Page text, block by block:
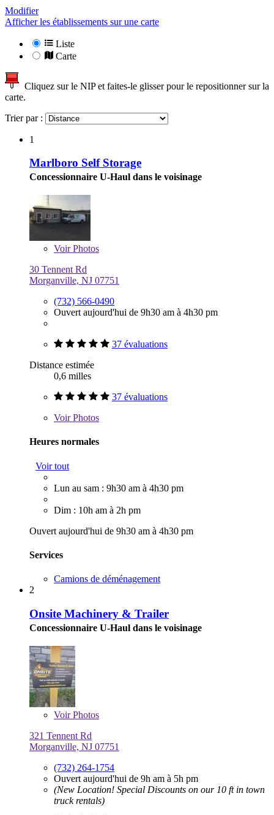
Modifier
Afficher les établissements sur une carte
Liste
Carte
Cliquez sur le NIP et faites-le glisser pour le repositionner sur la
carte.
Trier par :
1
Marlboro Self Storage
Concessionnaire U-Haul dans le voisinage
VoirPhotos
30 Tennent Rd
Morganville, NJ 07751
(732) 566-0490
Ouvert aujourd'hui de 9h30 am à 4h30 pm
37 évaluations
Distance estimée
0,6 milles
37 évaluations
VoirPhotos
Heures normales
Voir tout
Lun au sam : 9h30 am à 4h30 pm
Dim : 10h am à 2h pm
Ouvert aujourd'hui de 9h30 am à 4h30 pm
Services
Camions de déménagement
2
Onsite Machinery & Trailer
Concessionnaire U-Haul dans le voisinage
VoirPhotos
321 Tennent Rd
Morganville, NJ 07751
(732) 264-1754
Ouvert aujourd'hui de 9h am à 5h pm
(New Location! Special Discounts on our 10 ft in town
truck rentals)